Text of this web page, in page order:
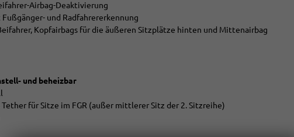
Airbag-Deaktivierung
und Radfahrererkennung
Kopfairbags für die äußeren Sitzplätze hinten und Mittenairbag
und beheizbar
für Sitze im FGR (außer mittlerer Sitz der 2. Sitzreihe)